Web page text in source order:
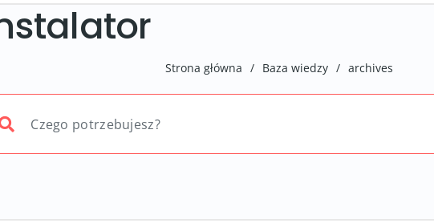
Strona główna / Baza wiedzy / archives